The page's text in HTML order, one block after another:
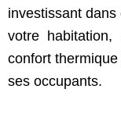
investissant dans
votre
confort
ses occupants.